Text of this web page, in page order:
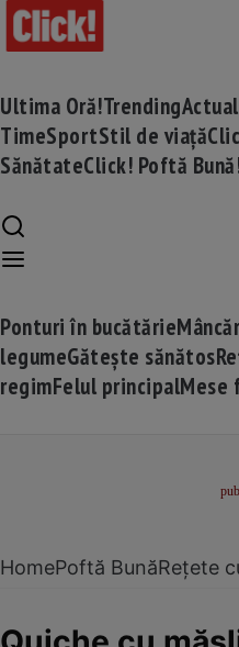
Ultima Oră!Trending
TimeSportStil de viață
SănătateClick! Poftă
Ponturi în bucătărie
legumeGătește sănătos
regimFelul principalMese
HomePoftă BunăRețete